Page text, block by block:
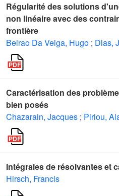
Régularité des solutions
non linéaire avec des
frontière
Beirao Da Veiga, Hugo ; Dias,
Caractérisation des
bien posés
Chazarain, Jacques ; Piriou,
Intégrales de résolvantes et
Hirsch, Francis